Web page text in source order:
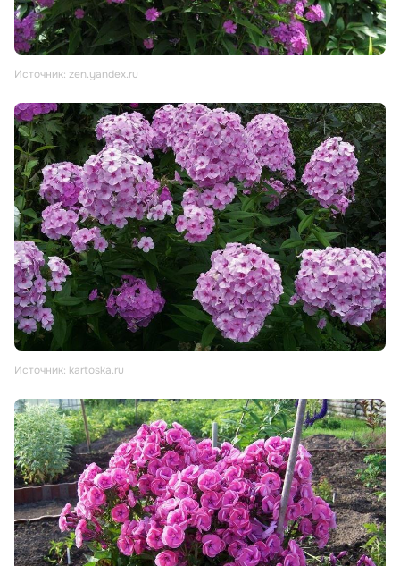
Источник: zen.yandex.ru
Источник: kartoska.ru